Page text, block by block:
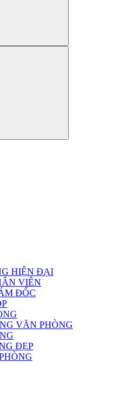
HIỆN ĐẠI
VIÊN
ĐỐC
VĂN PHÒNG
ĐẸP